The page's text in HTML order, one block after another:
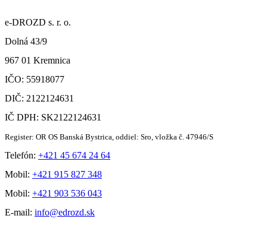
e-DROZD s. r. o.
Dolná 43/9
967 01 Kremnica
IČO: 55918077
DIČ: 2122124631
IČ DPH: SK2122124631
Register: OR OS Banská Bystrica, oddiel: Sro, vložka č. 47946/S
Telefón: +421 45 674 24 64
Mobil: +421 915 827 348
Mobil: +421 903 536 043
E-mail: info@edrozd.sk